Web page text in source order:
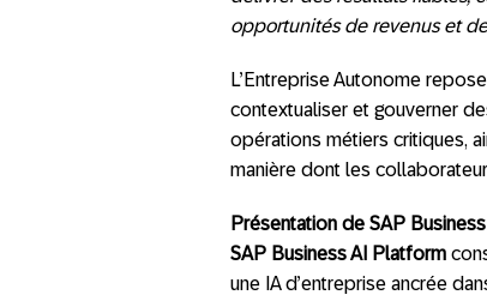
opportunités de revenus et
L’Entreprise Autonome
contextualiser et gouverner
opérations métiers critiques,
manière dont les
Présentation de SAP
SAP Business AI Platform
une IA d’entreprise ancrée